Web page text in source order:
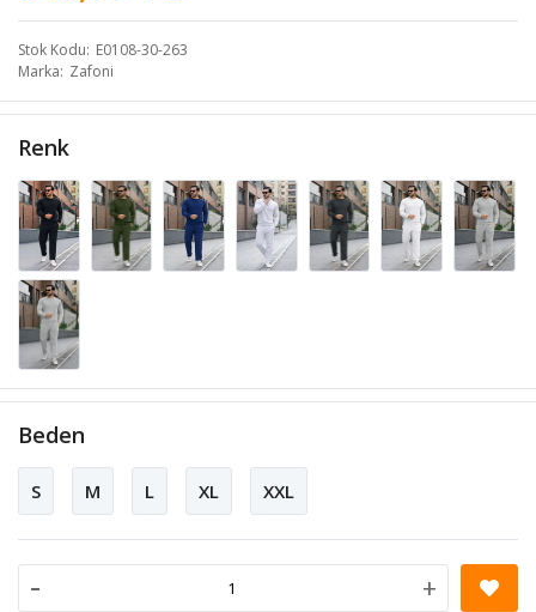
Stok Kodu E0108-30-263
Marka Zafoni
Renk
Beden
S M L XL XXL
- +